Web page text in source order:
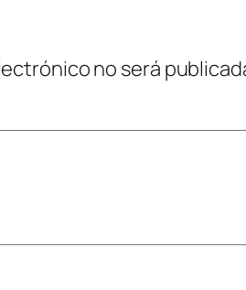
no será